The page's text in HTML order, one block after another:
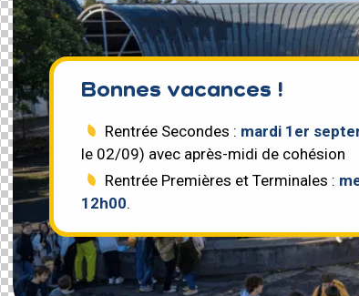
Bonnes vacances !
Rentrée Secondes : mardi 1er
le 02/09) avec après-midi de cohésion
Rentrée Premières et Terminales :
12h00.